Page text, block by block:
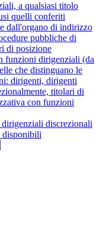
a qualsiasi titolo
quelli conferiti
dall'organo di indirizzo
pubbliche di
di posizione
funzioni dirigenziali (da
che distinguano le
dirigenti, dirigenti
titolari di
con funzioni
discrezionali
disponibili